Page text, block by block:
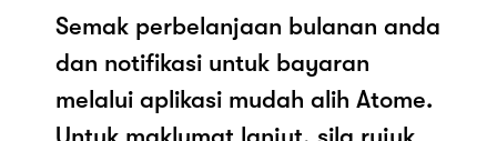
Semak perbelanjaan bulanan anda
dan notifikasi untuk bayaran
melalui aplikasi mudah alih Atome.